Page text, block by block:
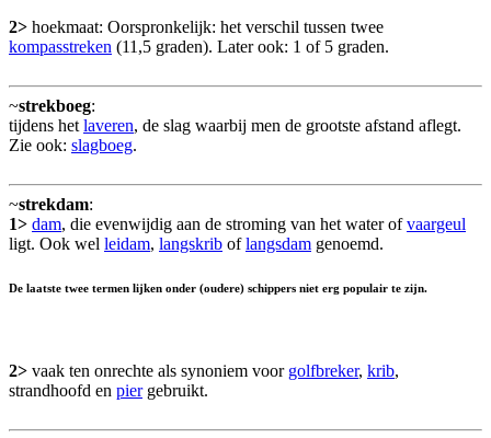
2> hoekmaat: Oorspronkelijk: het verschil tussen twee
kompasstreken (11,5 graden). Later ook: 1 of 5 graden.
~strekboeg:
tijdens het laveren, de slag waarbij men de grootste afstand aflegt.
Zie ook: slagboeg.
~strekdam:
1> dam, die evenwijdig aan de stroming van het water ofvaargeul
ligt. Ook wel leidam, langskrib oflangsdam genoemd.
De laatste twee termen lijken onder (oudere) schippers niet erg populair te zijn.
2> vaak ten onrechte als synoniem voor golfbreker, krib,
strandhoofd en piergebruikt.